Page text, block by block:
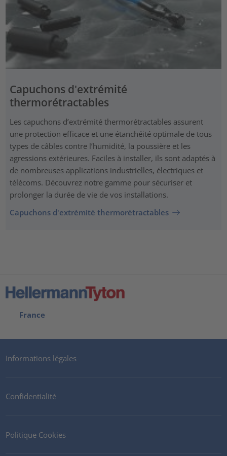
Capuchons d'extrémité
thermorétractables
Les capuchons d’extrémité thermorétractables assurent
une protection efficace et une étanchéité optimale de tous
types de câbles contre l’humidité, la poussière et les
agressions extérieures. Faciles à installer, ils sont adaptés à
de nombreuses applications industrielles, électriques et
télécoms. Découvrez notre gamme pour sécuriser et
prolonger la durée de vie de vos installations.
Capuchons d'extrémité thermorétractables
France
Informations légales
Confidentialité
Politique Cookies